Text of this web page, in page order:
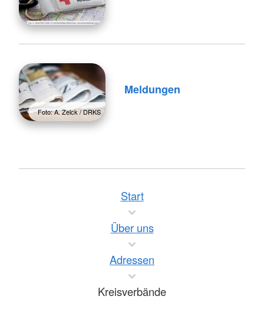
Foto: A. Zelck / DRKS
Meldungen
Start
Über uns
Adressen
Kreisverbände